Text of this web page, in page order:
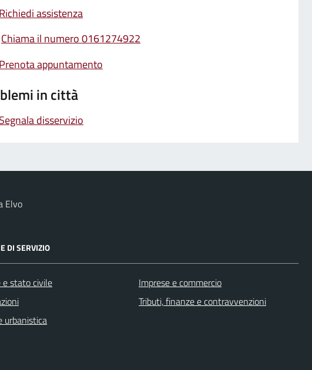
Richiedi assistenza
Chiama il numero 0161274922
Prenota appuntamento
in città
Segnala disservizio
Elvo
DI SERVIZIO
e stato civile
urbanistica
Imprese e commercio
Tributi, finanze e contravvenzioni